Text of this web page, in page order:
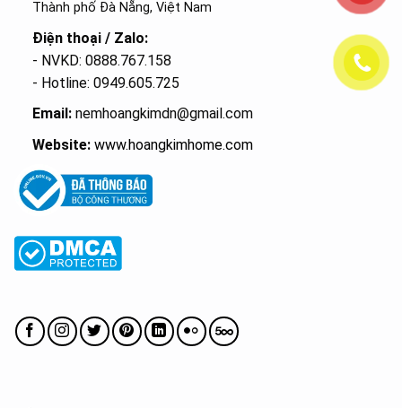
Thành phố Đà Nẵng, Việt Nam
Điện thoại / Zalo:
- NVKD: 0888.767.158
- Hotline: 0949.605.725
Email:nemhoangkimdn@gmail.com
Website: www.hoangkimhome.com